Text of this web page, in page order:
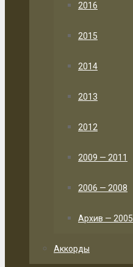
2016
2015
2014
2013
2012
2009 — 2011
2006 — 2008
Архив — 2005
Аккорды